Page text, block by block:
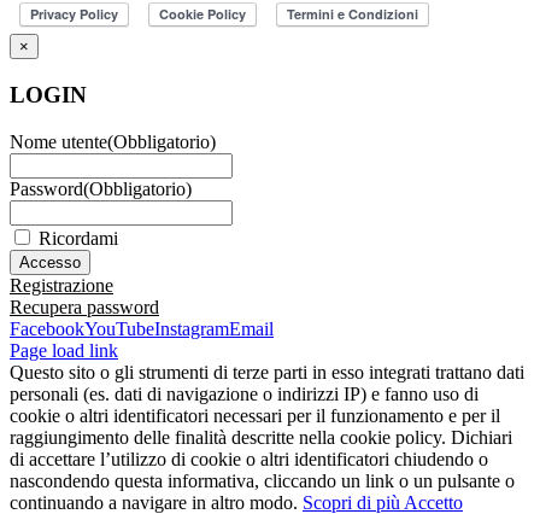
×
LOGIN
Nome utente(Obbligatorio)
Password(Obbligatorio)
Ricordami
Registrazione
Recupera password
FacebookYouTubeInstagramEmail
Page load link
Questo sito o gli strumenti di terze parti in esso integrati trattano dati
personali (es. dati di navigazione o indirizzi IP) e fanno uso di
cookie o altri identificatori necessari per il funzionamento e per il
raggiungimento delle finalità descritte nella cookie policy. Dichiari
di accettare l’utilizzo di cookie o altri identificatori chiudendo o
nascondendo questa informativa, cliccando un link o un pulsante o
continuando a navigare in altro modo. Scopri di più Accetto